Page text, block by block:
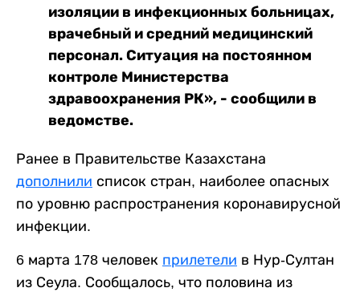
изоляции в инфекционных больницах,
врачебный и средний медицинский
персонал. Ситуация на постоянном
контроле Министерства
здравоохранения РК», - сообщили в
ведомстве.
Ранее в Правительстве Казахстана
дополнили список стран, наиболее опасных
по уровню распространения коронавирусной
инфекции.
6 марта 178 человек прилетели в Нур-Султан
из Сеула. Сообщалось, что половина из